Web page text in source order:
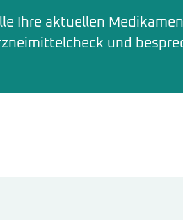
Ihre aktuellen
und